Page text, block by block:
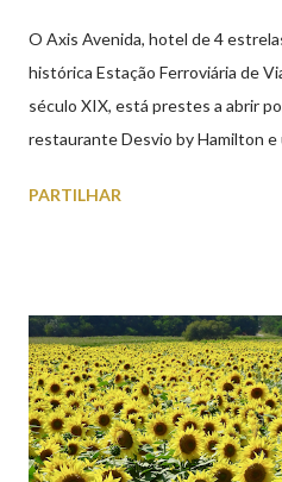
O Axis Avenida, hotel de 4
histórica Estação Ferroviária de
século XIX, está prestes a abrir
restaurante Desvio by Hamilton
peças históricas cedidas pela IP
PARTILHAR